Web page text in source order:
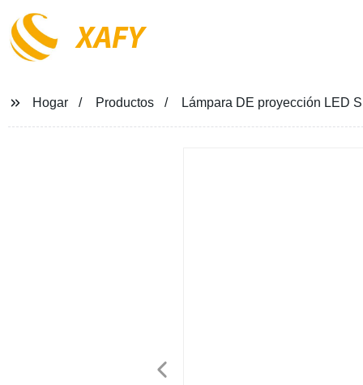
XAFY
Hogar Productos Lámpara DE proyección LED